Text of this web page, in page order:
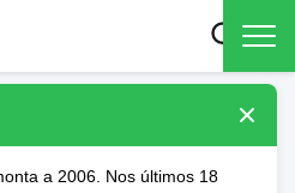
a 2006. Nos últimos 18